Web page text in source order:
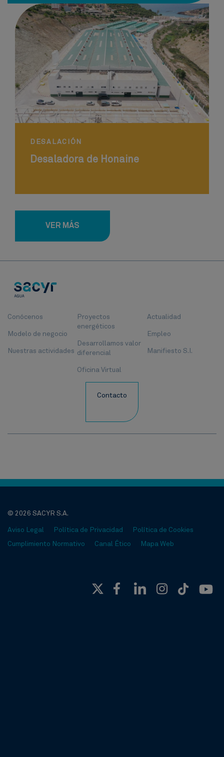
DESALACIÓN
Desaladora de Honaine
VER MÁS
Conócenos
Modelo de negocio
Nuestras actividades
Proyectos
energéticos
Desarrollamos valor
diferencial
Oficina Virtual
Actualidad
Empleo
Manifiesto S.I.
Contacto
© 2026 SACYR S.A.
Aviso Legal Política de Privacidad
Política de Cookies
Cumplimiento Normativo
Canal Ético Mapa Web